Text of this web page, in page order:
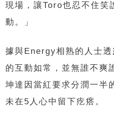
現場，讓Toro也忍不住笑
動。」
據與Energy相熟的人士
的互動如常，並無誰不爽
坤達因當紅要求分潤一半
未在5人心中留下疙瘩。